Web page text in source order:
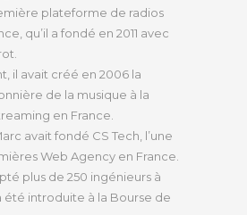
plateforme de radios
qu’il a fondé en 2011 avec
il avait créé en 2006 la
de la musique à la
en France.
avait fondé CS Tech, l’une
Web Agency en France.
plus de 250 ingénieurs à
été introduite à la Bourse de